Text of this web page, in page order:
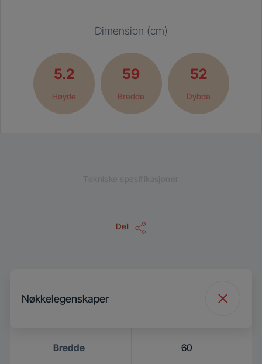
Dimension (cm)
5.2
Høyde
59
Bredde
52
Dybde
Del
Nøkkelegenskaper
Bredde 60